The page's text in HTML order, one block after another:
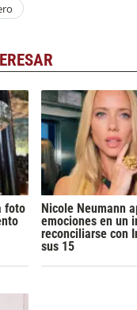
foto
Nicole Neumann
emociones en un
reconciliarse con
sus 15